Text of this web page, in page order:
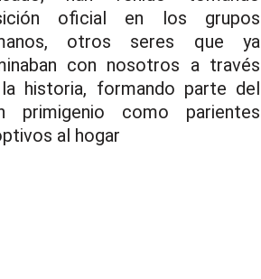
oficial en los grupos
otros seres que ya
con nosotros a través
historia, formando parte del
primigenio como parientes
al hogar